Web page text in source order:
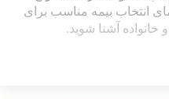
انتخاب بیمه مناسب برای
خانواده آشنا شوید .